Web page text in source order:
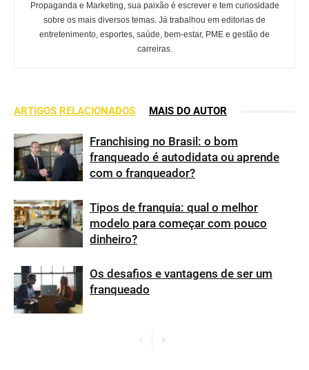
Propaganda e Marketing, sua paixão é escrever e tem curiosidade
sobre os mais diversos temas. Já trabalhou em editorias de
entretenimento, esportes, saúde, bem-estar, PME e gestão de
carreiras.
ARTIGOS RELACIONADOS MAIS DO AUTOR
Franchising no Brasil: o bom
franqueado é autodidata ou aprende
com o franqueador?
Tipos de franquia: qual o melhor
modelo para começar com pouco
dinheiro?
Os desafios e vantagens de ser um
franqueado